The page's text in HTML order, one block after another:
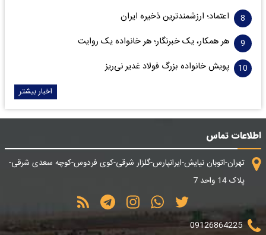
اعتماد؛ ارزشمندترین ذخیره ایران
هر همکار، یک خبرنگار؛ هر خانواده یک روایت
پویش خانواده بزرگ فولاد غدیر نی‌ریز
اخبار بیشتر
اطلاعات تماس
تهران-اتوبان نیایش-ایرانپارس-گلزار شرقی-کوی فردوس-کوچه سعدی شرقی-
پلاک 14 واحد 7
09126864225